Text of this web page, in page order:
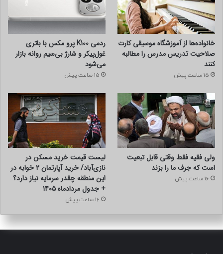
خانواده‌ها از آموزشگاه موسیقی کارت
صلاحیت تدریس مدرس را مطالبه
کنند
15 ساعت پیش
ردمی K100 پرو مکس با باتری
غول‌پیکر و شارژ بی‌سیم روانه بازار
می‌شود
15 ساعت پیش
ولی فقیه فقط وقتی قابل تبعیت
است که جرف ما را بزند
16 ساعت پیش
لیست قیمت خرید مسکن در
نازی‌آباد/ خرید آپارتمان ۲ خوابه در
این منطقه چقدر سرمایه نیاز دارد؟
+ جدول مردادماه ۱۴۰۵
16 ساعت پیش